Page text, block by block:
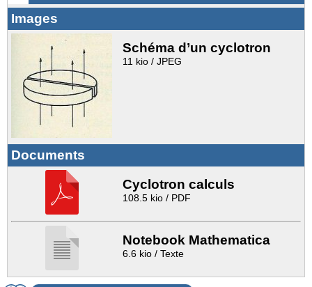
Images
Schéma d’un cyclotron
11 kio / JPEG
Documents
Cyclotron calculs
108.5 kio / PDF
Notebook Mathematica
6.6 kio / Texte